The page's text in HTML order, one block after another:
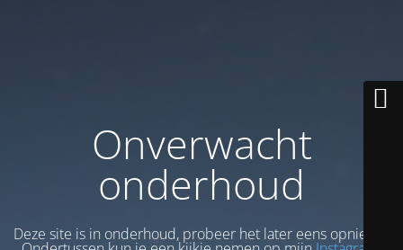
Onverwacht
onderhoud
Deze site is in onderhoud, probeer het later eens opnieuw.